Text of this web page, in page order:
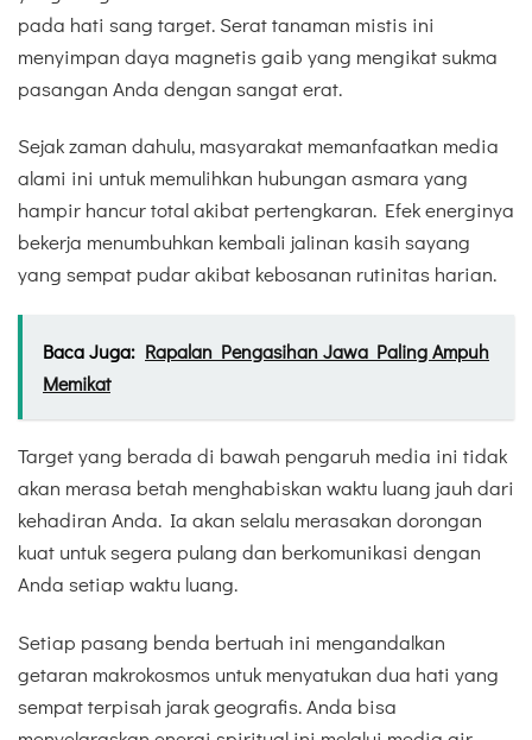
pada hati sang target. Serat tanaman mistis ini
menyimpan daya magnetis gaib yang mengikat sukma
pasangan Anda dengan sangat erat.
Sejak zaman dahulu, masyarakat memanfaatkan media
alami ini untuk memulihkan hubungan asmara yang
hampir hancur total akibat pertengkaran. Efek energinya
bekerja menumbuhkan kembali jalinan kasih sayang
yang sempat pudar akibat kebosanan rutinitas harian.
Baca Juga: Rapalan Pengasihan Jawa Paling Ampuh
Memikat
Target yang berada di bawah pengaruh media ini tidak
akan merasa betah menghabiskan waktu luang jauh dari
kehadiran Anda. Ia akan selalu merasakan dorongan
kuat untuk segera pulang dan berkomunikasi dengan
Anda setiap waktu luang.
Setiap pasang benda bertuah ini mengandalkan
getaran makrokosmos untuk menyatukan dua hati yang
sempat terpisah jarak geografis. Anda bisa